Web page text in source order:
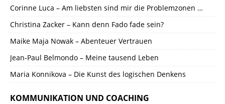
Corinne Luca – Am liebsten sind mir die Problemzonen …
Christina Zacker – Kann denn Fado fade sein?
Maike Maja Nowak – Abenteuer Vertrauen
Jean-Paul Belmondo – Meine tausend Leben
Maria Konnikova – Die Kunst des logischen Denkens
KOMMUNIKATION UND COACHING